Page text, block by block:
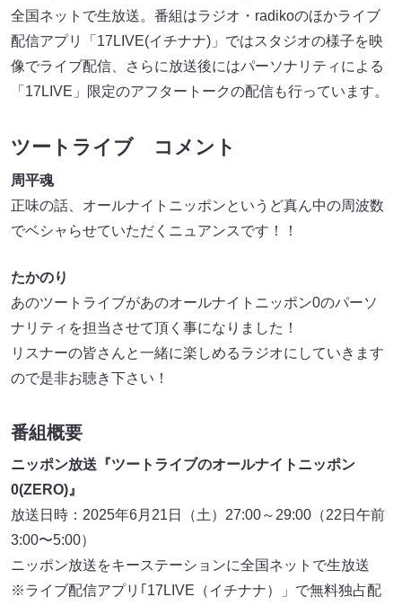
全国ネットで生放送。番組はラジオ・radikoのほかライブ
配信アプリ「17LIVE(イチナナ)」ではスタジオの様子を映
像でライブ配信、さらに放送後にはパーソナリティによる
「17LIVE」限定のアフタートークの配信も行っています。
ツートライブ コメント
周平魂
正味の話、オールナイトニッポンというど真ん中の周波数
でベシャらせていただくニュアンスです！！
たかのり
あのツートライブがあのオールナイトニッポン0のパーソ
ナリティを担当させて頂く事になりました！
リスナーの皆さんと一緒に楽しめるラジオにしていきます
ので是非お聴き下さい！
番組概要
ニッポン放送『ツートライブのオールナイトニッポン
0(ZERO)』
放送日時：2025年6月21日（土）27:00～29:00（22日午前
3:00〜5:00）
ニッポン放送をキーステーションに全国ネットで生放送
※ライブ配信アプリ｢17LIVE（イチナナ）」で無料独占配